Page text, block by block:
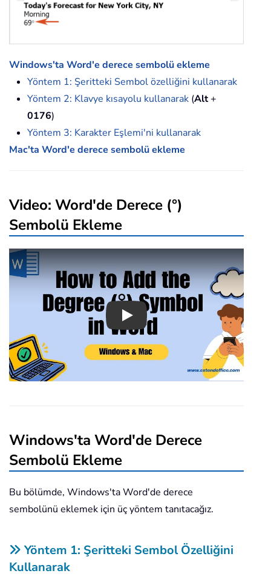
Windows'ta Word'e derece sembolü ekleme
Yöntem 1: Şeritteki Sembol özelliğini kullanarak
Yöntem 2: Klavye kısayolu kullanarak (Alt+
0176)
Yöntem 3: Karakter Eşlemi'ni kullanarak
Mac'ta Word'e derece sembolü ekleme
Video: Word'de Derece (°)
Sembolü Ekleme
Play
Windows'ta Word'de Derece
Sembolü Ekleme
Bu bölümde, Windows'ta Word'de derece
sembolünü eklemek için üç yöntem tanıtacağız.
Yöntem 1: Şeritteki Sembol Özelliğini
Kullanarak